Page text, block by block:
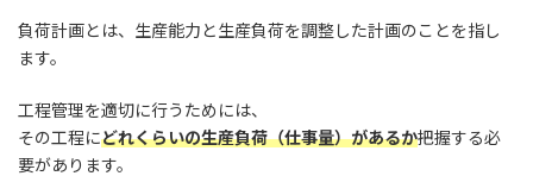
負荷計画とは、生産能力と生産負荷を調整した計画のことを指し
ます。
工程管理を適切に行うためには、
その工程にどれくらいの生産負荷（仕事量）があるか把握する必
要があります。